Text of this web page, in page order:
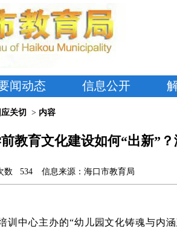
闻动态 信息公开
应关切 > 内容
教育文化建设如何“出新”
数 534 信息来源： 海口市教育局
训中心主办的“幼儿园文化铸魂与内